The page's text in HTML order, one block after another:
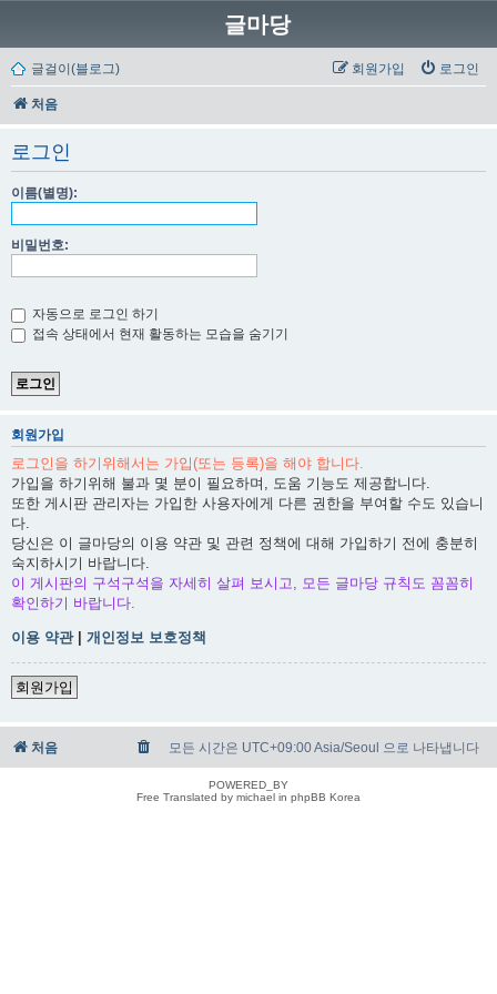
글마당
글걸이(블로그) 로그인
회원가입
처음
로그인
이름(별명):
비밀번호:
자동으로 로그인 하기
접속 상태에서 현재 활동하는 모습을 숨기기
회원가입
로그인을 하기위해서는 가입(또는 등록)을 해야 합니다.
가입을 하기위해 불과 몇 분이 필요하며, 도움 기능도 제공합니다.
또한 게시판 관리자는 가입한 사용자에게 다른 권한을 부여할 수도 있습니
다.
당신은 이 글마당의 이용 약관 및 관련 정책에 대해 가입하기 전에 충분히
숙지하시기 바랍니다.
이 게시판의 구석구석을 자세히 살펴 보시고, 모든 글마당 규칙도 꼼꼼히
확인하기 바랍니다.
이용 약관| 개인정보 보호정책
회원가입
처음 모든 시간은 UTC+09:00 Asia/Seoul 으로 나타냅니다
POWERED_BY
Free Translated by michael in phpBB Korea